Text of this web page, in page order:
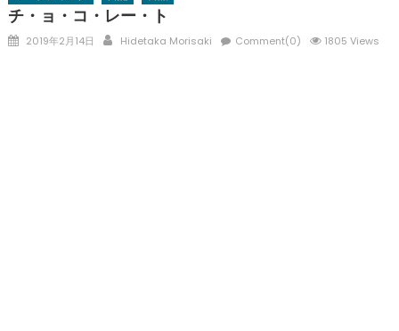
チ・ョ・コ・レー・ト
Posted
2019年2月14日 Author
Hidetaka Morisaki Comment(0) 1805 Views